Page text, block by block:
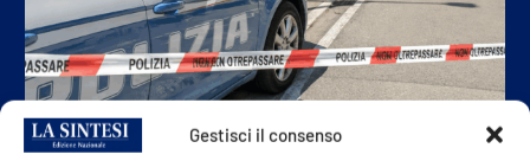
Gestisci il consenso
Si dà fuoco davanti alla casa della ex...